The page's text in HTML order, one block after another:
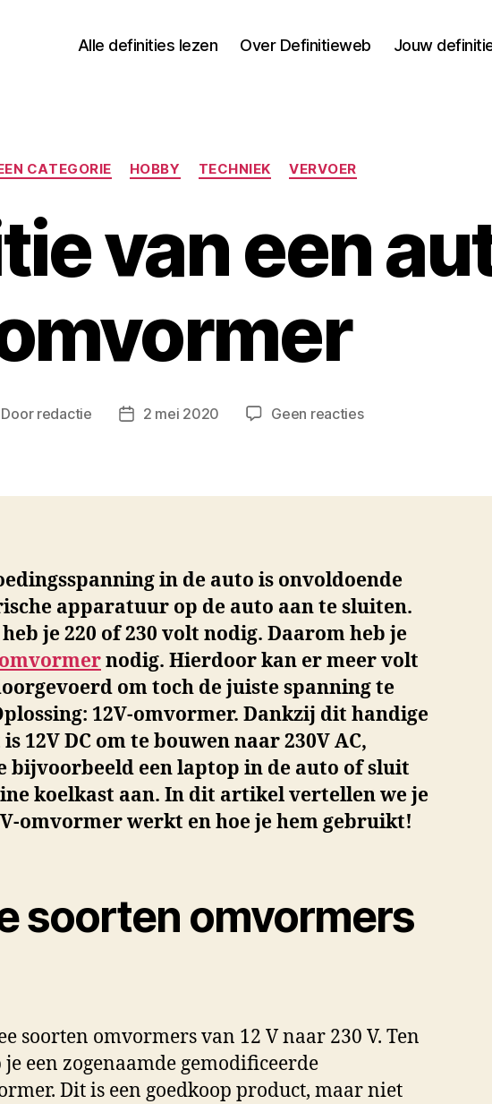
Alle definities lezen Over Definitieweb Jouw
Categorieën
CATEGORIE HOBBY TECHNIEK VERVOER
van een
Door redactie Berichtdatum
2 mei 2020 Geen reactiesop
auto
in de auto is onvoldoende
apparatuur op de auto aan te sluiten.
je 220 of 230 volt nodig. Daarom heb je
nodig. Hierdoor kan er meer volt
om toch de juiste spanning te
12V-omvormer. Dankzij dit handige
12V DC om te bouwen naar 230V AC,
bijvoorbeeld een laptop in de auto of sluit
koelkast aan. In dit artikel vertellen we je
omvormer werkt en hoe je hem gebruikt!
soorten omvormers
soorten omvormers van 12 V naar 230 V. Ten
je een zogenaamde gemodificeerde
Dit is een goedkoop product, maar niet